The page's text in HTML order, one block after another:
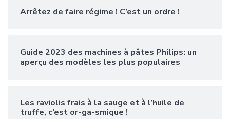
Arrêtez de faire régime ! C’est un ordre !
Guide 2023 des machines à pâtes Philips: un
aperçu des modèles les plus populaires
Les raviolis frais à la sauge et à l’huile de
truffe, c’est or-ga-smique !